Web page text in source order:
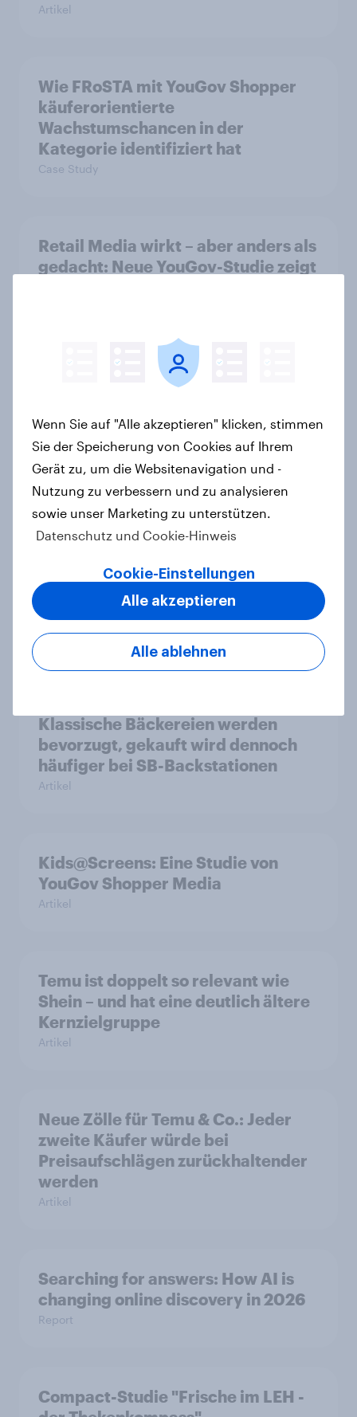
Artikel
Wie FRoSTA mit YouGov Shopper
käuferorientierte
Wachstumschancen in der
Kategorie identifiziert hat
Case Study
Retail Media wirkt – aber anders als
gedacht: Neue YouGov-Studie zeigt
Zielgruppe und Zeitgeist - Mit den
Sinus Milieus Zukunftspotenziale
erkennen
Artikel
[On-Demand Webinar] Mehr
Wirkung durch Mehrwertanalysen
in den Jahresgesprächen
Klassische Bäckereien werden
bevorzugt, gekauft wird dennoch
häufiger bei SB-Backstationen
Artikel
Kids@Screens: Eine Studie von
YouGov Shopper Media
Artikel
Temu ist doppelt so relevant wie
Shein – und hat eine deutlich ältere
Kernzielgruppe
Artikel
Neue Zölle für Temu & Co.: Jeder
zweite Käufer würde bei
Preisaufschlägen zurückhaltender
werden
Artikel
Searching for answers: How AI is
changing online discovery in 2026
Report
Compact-Studie "Frische im LEH -
Wenn Sie auf "Alle akzeptieren" klicken, stimmen
Sie der Speicherung von Cookies auf Ihrem
Gerät zu, um die Websitenavigation und -
Nutzung zu verbessern und zu analysieren
sowie unser Marketing zu unterstützen.
Datenschutz und Cookie-Hinweis
Cookie-Einstellungen
Alle ablehnen
Alle akzeptieren